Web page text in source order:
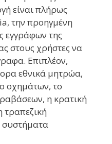
είναι πλήρως
την προηγμένη
εγγράφων της
στους χρήστες να
Επιπλέον,
εθνικά μητρώα,
οχημάτων, το
η κρατική
τραπεζική
συστήματα